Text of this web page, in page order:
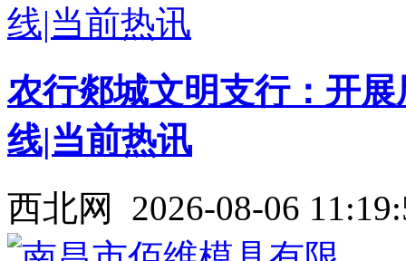
农行郯城文明支行：开
线|当前热讯
西北网 2026-08-06